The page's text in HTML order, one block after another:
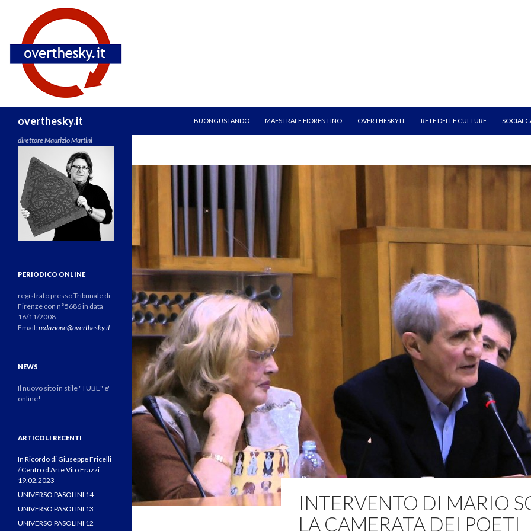
overthesky.it
BUONGUSTANDO
MAESTRALE FIORENTINO OVERTHESKY.IT RETE DELLE CULTURE
INTERVENTO DI MARIO
LA CAMERATA DEI POETI
direttore Maurizio Martini
PERIODICO ONLINE
registrato presso Tribunale di
Firenze con n°5686 in data
16/11/2008
Email:redazione@overthesky.it
NEWS
Il nuovo sito in stile "TUBE" e'
online!
ARTICOLI RECENTI
In Ricordo di Giuseppe Fricelli
/ Centro d’Arte Vito Frazzi
19.02.2023
UNIVERSO PASOLINI 14
UNIVERSO PASOLINI 13
UNIVERSO PASOLINI 12